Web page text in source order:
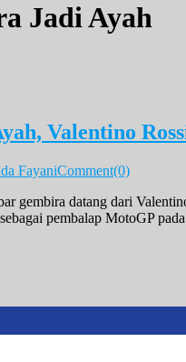
Jadi Ayah
Valentino
FayaniComment(0)
gembira datang dari
pembalap MotoGP